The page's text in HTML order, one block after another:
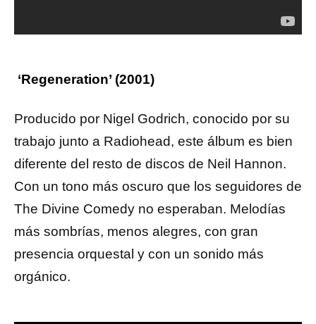
‘Regeneration’ (2001)
Producido por Nigel Godrich, conocido por su
trabajo junto a Radiohead, este álbum es bien
diferente del resto de discos de Neil Hannon.
Con un tono más oscuro que los seguidores de
The Divine Comedy no esperaban. Melodías
más sombrías, menos alegres, con gran
presencia orquestal y con un sonido más
orgánico.